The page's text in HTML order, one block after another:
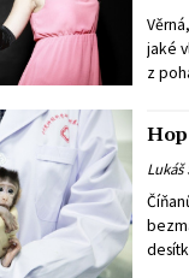
jaké
z
dříve
Lukáš